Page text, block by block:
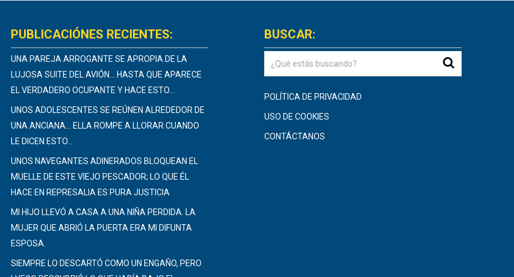
PUBLICACIÓNES RECIENTES:
UNA PAREJA ARROGANTE SE APROPIA DE LA
LUJOSA SUITE DEL AVIÓN… HASTA QUE APARECE
EL VERDADERO OCUPANTE Y HACE ESTO…
UNOS ADOLESCENTES SE REÚNEN ALREDEDOR DE
UNA ANCIANA… ELLA ROMPE A LLORAR CUANDO
LE DICEN ESTO…
UNOS NAVEGANTES ADINERADOS BLOQUEAN EL
MUELLE DE ESTE VIEJO PESCADOR; LO QUE ÉL
HACE EN REPRESALIA ES PURA JUSTICIA
MI HIJO LLEVÓ A CASA A UNA NIÑA PERDIDA. LA
MUJER QUE ABRIÓ LA PUERTA ERA MI DIFUNTA
ESPOSA.
SIEMPRE LO DESCARTÓ COMO UN ENGAÑO, PERO
BUSCAR:
POLÍTICA DE PRIVACIDAD
USO DE COOKIES
CONTÁCTANOS